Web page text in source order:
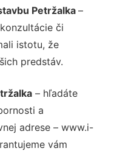
Petržalka –
či
istotu, že
predstáv.
– hľadáte
a
adrese – www.i-
vám